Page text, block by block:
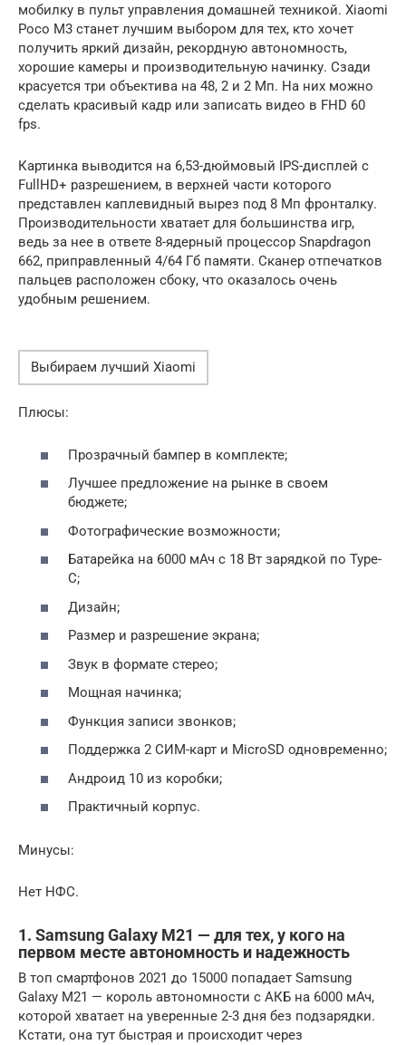
мобилку в пульт управления домашней техникой. Xiaomi
Poco M3 станет лучшим выбором для тех, кто хочет
получить яркий дизайн, рекордную автономность,
хорошие камеры и производительную начинку. Сзади
красуется три объектива на 48, 2 и 2 Мп. На них можно
сделать красивый кадр или записать видео в FHD 60
fps.
Картинка выводится на 6,53-дюймовый IPS-дисплей с
FullHD+ разрешением, в верхней части которого
представлен каплевидный вырез под 8 Мп фронталку.
Производительности хватает для большинства игр,
ведь за нее в ответе 8-ядерный процессор Snapdragon
662, приправленный 4/64 Гб памяти. Сканер отпечатков
пальцев расположен сбоку, что оказалось очень
удобным решением.
Выбираем лучший Xiaomi
Плюсы:
Прозрачный бампер в комплекте;
Лучшее предложение на рынке в своем
бюджете;
Фотографические возможности;
Батарейка на 6000 мАч с 18 Вт зарядкой по Type-
C;
Дизайн;
Размер и разрешение экрана;
Звук в формате стерео;
Мощная начинка;
Функция записи звонков;
Поддержка 2 СИМ-карт и MicroSD одновременно;
Андроид 10 из коробки;
Практичный корпус.
Минусы:
Нет НФС.
1. Samsung Galaxy M21 — для тех, у кого на
первом месте автономность и надежность
В топ смартфонов 2021 до 15000 попадает Samsung
Galaxy M21 — король автономности с АКБ на 6000 мАч,
которой хватает на уверенные 2-3 дня без подзарядки.
Кстати, она тут быстрая и происходит через